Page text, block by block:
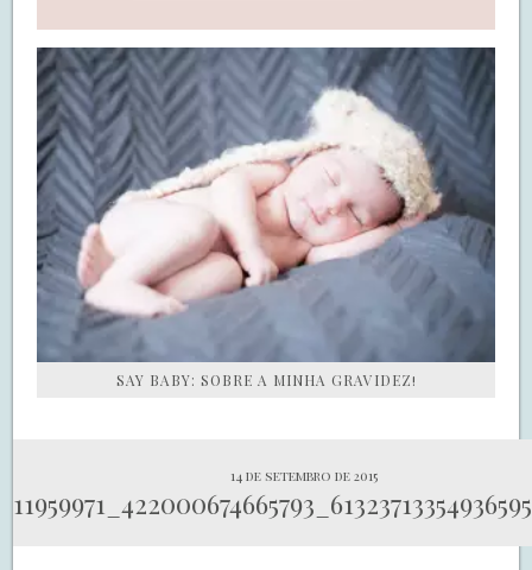
SAY BABY: SOBRE A MINHA GRAVIDEZ!
14 de setembro de 2015